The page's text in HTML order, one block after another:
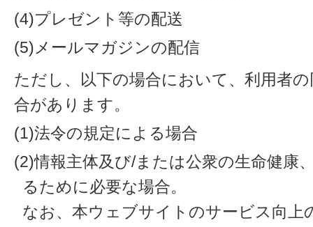
(4)プレゼント等の配送
(5)メールマガジンの配信
ただし、以下の場合において、利用者
合があります。
(1)法令の規定による場合
(2)情報主体及び/または公衆の生命健康
るために必要な場合。
なお、本ウェブサイトのサービス向上